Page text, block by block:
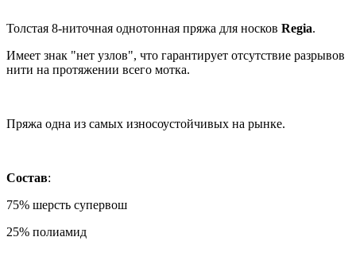
Толстая 8-ниточная однотонная пряжа для носков Regia.
Имеет знак "нет узлов", что гарантирует отсутствие разрывов
нити на протяжении всего мотка.
Пряжа одна из самых износоустойчивых на рынке.
Состав:
75% шерсть супервош
25% полиамид